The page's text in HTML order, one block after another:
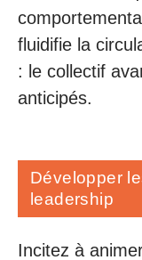
fluidifie la
: le collectif
anticipés.
Développer
leadership
Incitez à